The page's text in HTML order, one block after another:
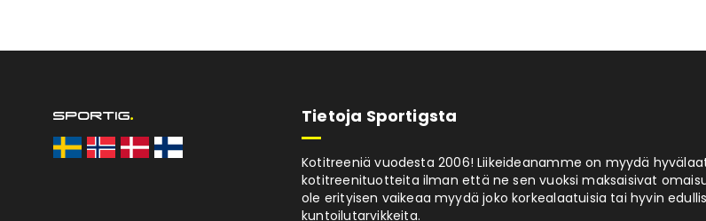
Tietoja Sportigsta
Kotitreeniä vuodesta 2006! Liikeideanamme on myydä
kotitreenituotteita ilman että ne sen vuoksi maksaisivat
ole erityisen vaikeaa myydä joko korkealaatuisia tai hyvin
kuntoilutarvikkeita.